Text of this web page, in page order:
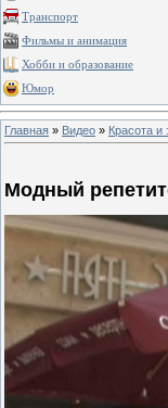
Транспорт
Фильмы и анимация
Хобби и образование
Юмор
Главная » Видео » Красота и
Модный